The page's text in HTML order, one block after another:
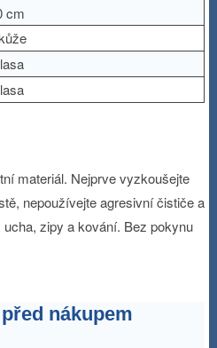
cm
materiál. Nejprve vyzkoušejte
nepoužívejte agresivní čističe a
zipy a kování. Bez pokynu
nákupem